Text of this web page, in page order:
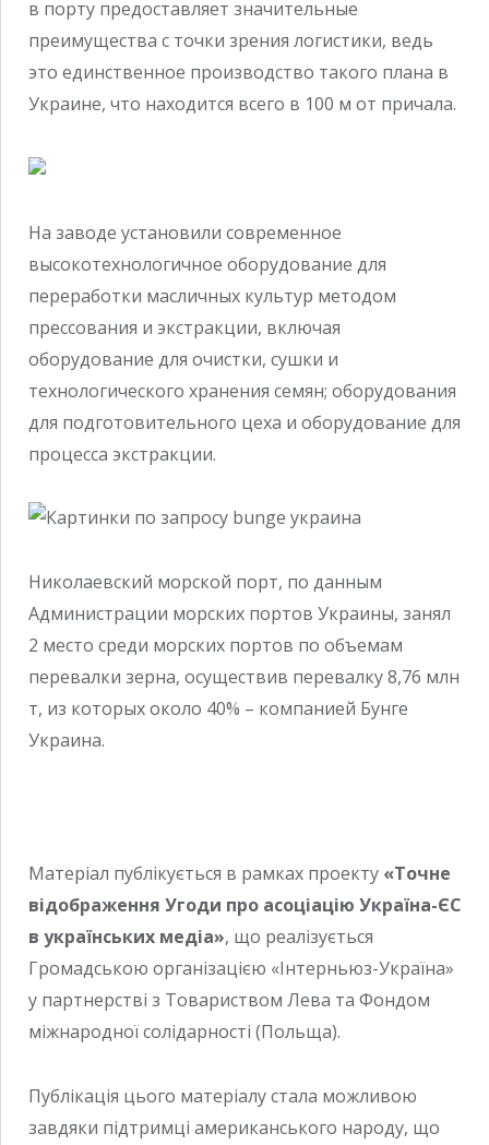
в порту предоставляет значительные
преимущества с точки зрения логистики, ведь
это единственное производство такого плана в
Украине, что находится всего в 100 м от причала.
На заводе установили современное
высокотехнологичное оборудование для
переработки масличных культур методом
прессования и экстракции, включая
оборудование для очистки, сушки и
технологического хранения семян; оборудования
для подготовительного цеха и оборудование для
процесса экстракции.
Николаевский морской порт, по данным
Администрации морских портов Украины, занял
2 место среди морских портов по объемам
перевалки зерна, осуществив перевалку 8,76 млн
т, из которых около 40% – компанией Бунге
Украина.
Матеріал публікується в рамках проекту «Точне
відображення Угоди про асоціацію Україна-ЄС
в українських медіа», що реалізується
Громадською організацією «Інтерньюз-Україна»
у партнерстві з Товариством Лева та Фондом
міжнародної солідарності (Польща).
Публікація цього матеріалу стала можливою
завдяки підтримці американського народу, що